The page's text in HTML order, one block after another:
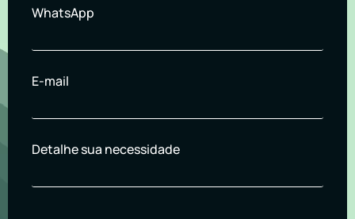
WhatsApp
E-mail
Detalhe sua necessidade